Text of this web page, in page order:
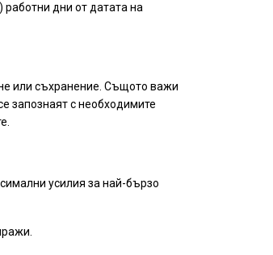
дни от датата на
или съхранение. Същото важи
запознаят с необходимите
усилия за най-бързо